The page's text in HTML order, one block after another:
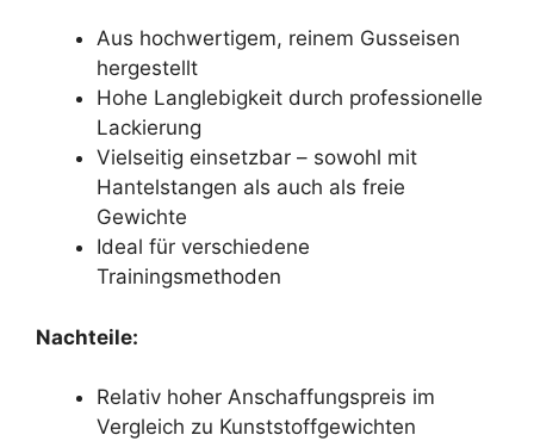
Aus hochwertigem, reinem Gusseisen
hergestellt
Hohe Langlebigkeit durch professionelle
Lackierung
Vielseitig einsetzbar – sowohl mit
Hantelstangen als auch als freie
Gewichte
Ideal für verschiedene
Trainingsmethoden
Nachteile:
Relativ hoher Anschaffungspreis im
Vergleich zu Kunststoffgewichten